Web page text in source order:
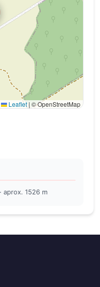
Leaflet | © OpenStreetMap
aprox. 1526 m